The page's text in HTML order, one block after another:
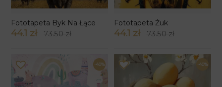
Fototapeta Byk Na Łące
44.1 zł 73.50 zł
Fototapeta Żuk
44.1 zł 73.50 zł
-40% -40%